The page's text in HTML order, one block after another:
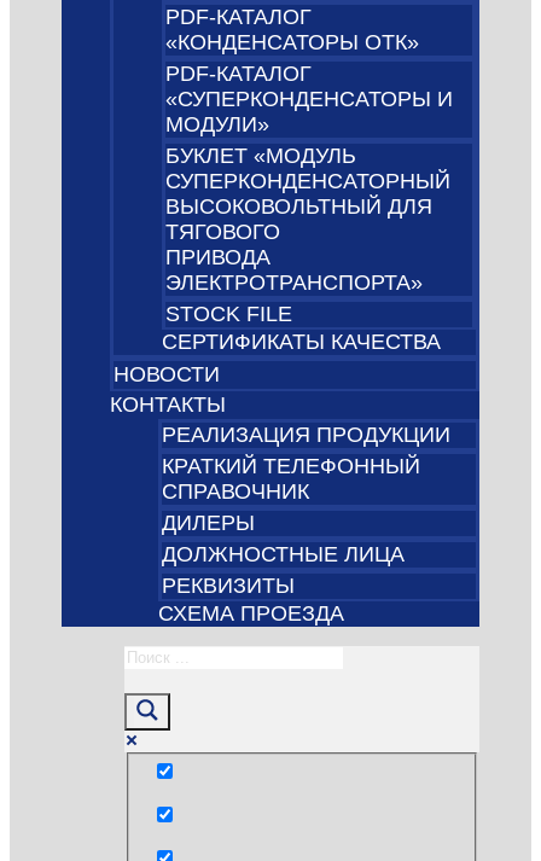
PDF-КАТАЛОГ
«КОНДЕНСАТОРЫ ОТК»
PDF-КАТАЛОГ
«СУПЕРКОНДЕНСАТОРЫ И
МОДУЛИ»
БУКЛЕТ «МОДУЛЬ
СУПЕРКОНДЕНСАТОРНЫЙ
ВЫСОКОВОЛЬТНЫЙ ДЛЯ
ТЯГОВОГО
ПРИВОДА
ЭЛЕКТРОТРАНСПОРТА»
STOCK FILE
СЕРТИФИКАТЫ КАЧЕСТВА
НОВОСТИ
КОНТАКТЫ
РЕАЛИЗАЦИЯ ПРОДУКЦИИ
КРАТКИЙ ТЕЛЕФОННЫЙ
СПРАВОЧНИК
ДИЛЕРЫ
ДОЛЖНОСТНЫЕ ЛИЦА
РЕКВИЗИТЫ
СХЕМА ПРОЕЗДА